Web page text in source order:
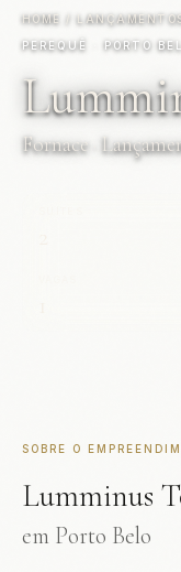
HOME /
PEREQUÊ · PORTO
Fornace ·
SOBRE O
Lumminus
em Porto Belo